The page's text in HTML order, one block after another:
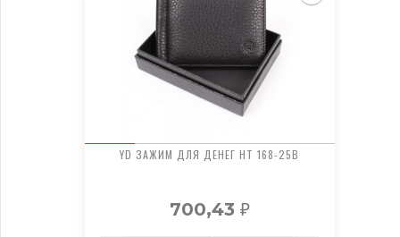
YD ЗАЖИМ ДЛЯ ДЕНЕГ HT 168-25B
700,43 ₽